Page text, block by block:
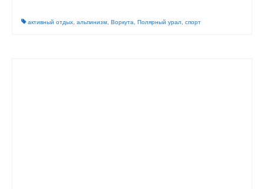
активный отдых альпинизм Воркута Полярный урал спорт